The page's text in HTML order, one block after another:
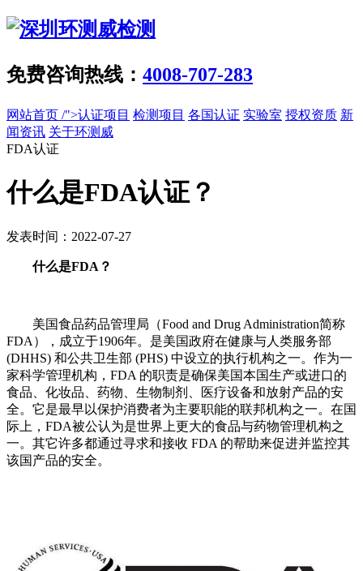
免费咨询热线： 4008-707-283
网站首页 /">认证项目 检测项目 各国认证 实验室 授权资质 新
闻资讯 关于环测威
FDA认证
什么是FDA认证？
发表时间：2022-07-27
什么是FDA？
美国食品药品管理局（Food and Drug Administration简称
FDA），成立于1906年。是美国政府在健康与人类服务部
(DHHS) 和公共卫生部 (PHS) 中设立的执行机构之一。作为一
家科学管理机构，FDA 的职责是确保美国本国生产或进口的
食品、化妆品、药物、生物制剂、医疗设备和放射产品的安
全。它是最早以保护消费者为主要职能的联邦机构之一。在国
际上，FDA被公认为是世界上更大的食品与药物管理机构之
一。其它许多都通过寻求和接收 FDA 的帮助来促进并监控其
该国产品的安全。